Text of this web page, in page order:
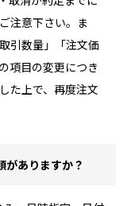
注意下さい。ま
引数量」「注文価
項目の変更につき
た上で、再度注文
がありますか？